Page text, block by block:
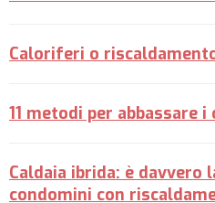
Caloriferi o
11 metodi per abbassare
Caldaia ibrida: è davvero
condomini con